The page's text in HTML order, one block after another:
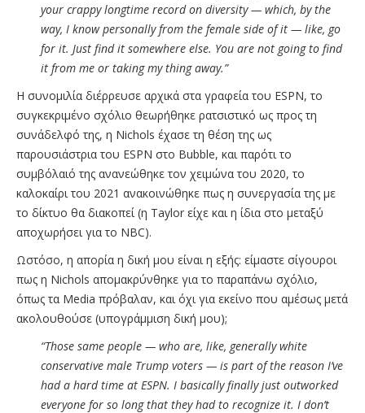
your crappy longtime record on diversity — which, by the
way, I know personally from the female side of it — like, go
for it. Just find it somewhere else. You are not going to find
it from me or taking my thing away.”
Η συνομιλία διέρρευσε αρχικά στα γραφεία του ESPN, το
συγκεκριμένο σχόλιο θεωρήθηκε ρατσιστικό ως προς τη
συνάδελφό της, η Nichols έχασε τη θέση της ως
παρουσιάστρια του ESPN στο Bubble, και παρότι το
συμβόλαιό της ανανεώθηκε τον χειμώνα του 2020, το
καλοκαίρι του 2021 ανακοινώθηκε πως η συνεργασία της με
το δίκτυο θα διακοπεί (η Taylor είχε και η ίδια στο μεταξύ
αποχωρήσει για το ΝΒC).
Ωστόσο, η απορία η δική μου είναι η εξής: είμαστε σίγουροι
πως η Nichols απομακρύνθηκε για το παραπάνω σχόλιο,
όπως τα Media πρόβαλαν, και όχι για εκείνο που αμέσως μετά
ακολουθούσε (υπογράμμιση δική μου);
“Those same people — who are, like, generally white
conservative male Trump voters — is part of the reason I’ve
had a hard time at ESPN. I basically finally just outworked
everyone for so long that they had to recognize it. I don’t